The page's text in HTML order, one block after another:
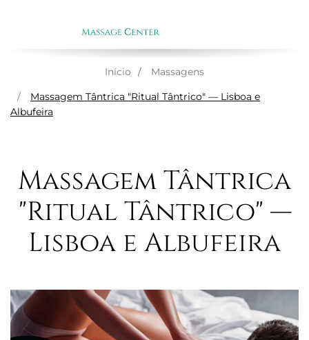
Início
Massagens
Massagem Tântrica "Ritual Tântrico" — Lisboa e
Albufeira
Massagem Tântrica
"Ritual Tântrico" —
Lisboa e Albufeira